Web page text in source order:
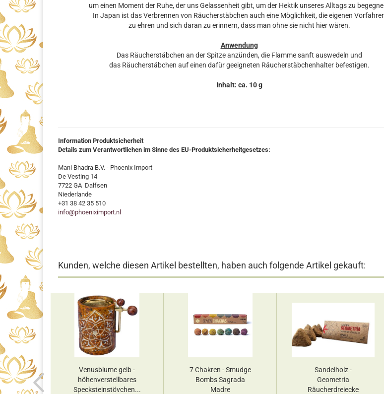
um einen Moment der Ruhe, der uns Gelassenheit gibt, um der Hektik unseres Alltags zu
In Japan ist das Verbrennen von Räucherstäbchen auch eine Möglichkeit, die eigenen
zu ehren und sich daran zu erinnern, dass man ohne sie nicht hier wären.
Anwendung
Das Räucherstäbchen an der Spitze anzünden, die Flamme sanft auswedeln und
das Räucherstäbchen auf einen dafür geeigneten Räucherstäbchenhalter befestigen.
Inhalt: ca. 10 g
Information Produktsicherheit
Details zum Verantwortlichen im Sinne des EU-Produktsicherheitgesetzes:
Mani Bhadra B.V. - Phoenix Import
De Vesting 14
7722 GA Dalfsen
Niederlande
+31 38 42 35 510
info@phoeniximport.nl
Kunden, welche diesen Artikel bestellten, haben auch folgende Artikel gekauft:
Morning
Venusblume gelb -
höhenverstellbares
Specksteinstövchen...
7 Chakren - Smudge
Bombs Sagrada
Madre
Sandelholz -
Geometria
Räucherdreiecke